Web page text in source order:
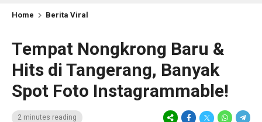
Home Berita Viral
Tempat Nongkrong Baru &
Hits di Tangerang, Banyak
Spot Foto Instagrammable!
2 minutes reading